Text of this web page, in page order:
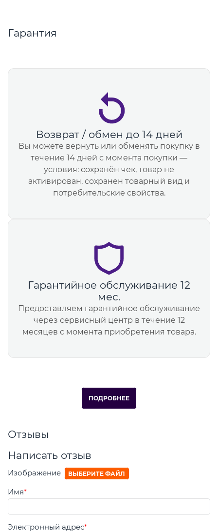
Гарантия
Возврат / обмен до 14 дней
Вы можете вернуть или обменять покупку в
течение 14 дней с момента покупки —
условия: сохранён чек, товар не
активирован, сохранен товарный вид и
потребительские свойства.
Гарантийное обслуживание 12
мес.
Предоставляем гарантийное обслуживание
через сервисный центр в течение 12
месяцев с момента приобретения товара.
ПОДРОБНЕЕ
Отзывы
Написать отзыв
Изображение ВЫБЕРИТЕ ФАЙЛ
Имя
Электронный адрес